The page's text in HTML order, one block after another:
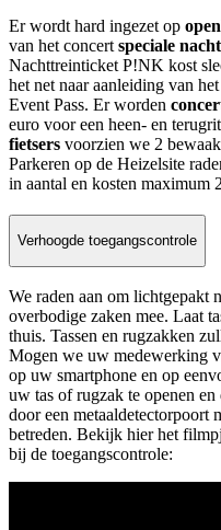
Er wordt hard ingezet op
van het concert speciale
Nachttreinticket P!NK kost
het net naar aanleiding van
Event Pass. Er worden
euro voor een heen- en
fietsers voorzien we 2
Parkeren op de Heizelsite
in aantal en kosten maximum
Verhoogde toegangscontrole
We raden aan om lichtgepakt
overbodige zaken mee. Laat
thuis. Tassen en rugzakken
Mogen we uw medewerking
op uw smartphone en op
uw tas of rugzak te openen
door een metaaldetectorpoort
betreden. Bekijk hier het
bij de toegangscontrole: